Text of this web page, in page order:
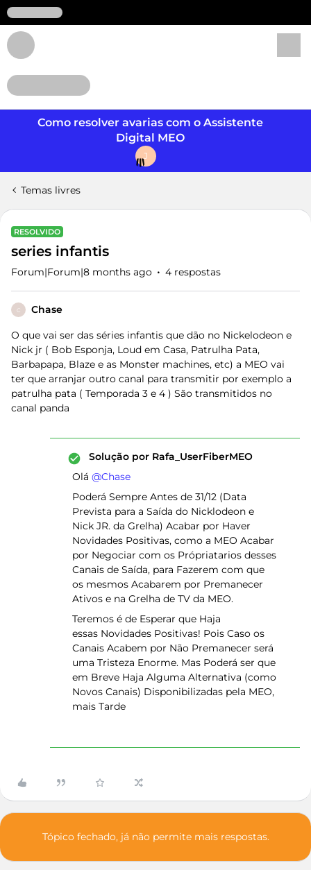
Como resolver avarias com o Assistente
Digital MEO
J
Temas livres
RESOLVIDO
series infantis
Forum|Forum|8 months ago 4 respostas
C Chase
O que vai ser das séries infantis que dão no Nickelodeon e
Nick jr ( Bob Esponja, Loud em Casa, Patrulha Pata,
Barbapapa, Blaze e as Monster machines, etc) a MEO vai
ter que arranjar outro canal para transmitir por exemplo a
patrulha pata ( Temporada 3 e 4 ) São transmitidos no
canal panda
Solução por Rafa_UserFiberMEO
Olá ​ @Chase
Poderá Sempre Antes de 31/12 (Data
Prevista para a Saída do Nicklodeon e
Nick JR. da Grelha) Acabar por Haver
Novidades Positivas, como a MEO Acabar
por Negociar com os Própriatarios desses
Canais de Saída, para Fazerem com que
os mesmos Acabarem por Premanecer
Ativos e na Grelha de TV da MEO.
Teremos é de Esperar que Haja
essas Novidades Positivas! Pois Caso os
Canais Acabem por Não Premanecer será
uma Tristeza Enorme. Mas Poderá ser que
em Breve Haja Alguma Alternativa (como
Novos Canais) Disponibilizadas pela MEO,
mais Tarde
Tópico fechado, já não permite mais respostas.